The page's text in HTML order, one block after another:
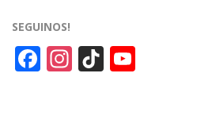
SEGUINOS!
Facebook
Instagram
TikTok